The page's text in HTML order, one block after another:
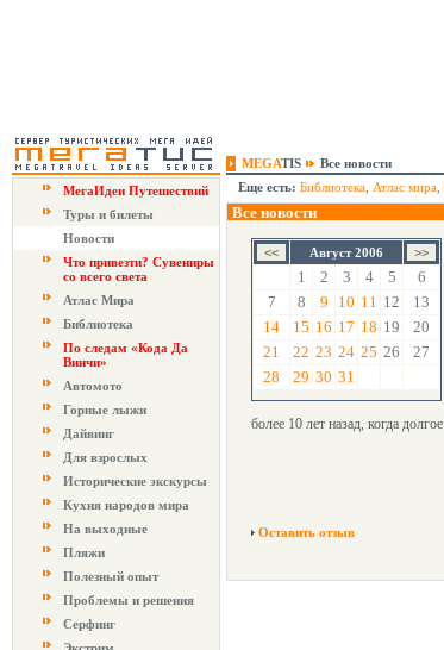
MEGATIS
Все новости
МегаИдеи Путешествий
Туры и билеты
Новости
Что привезти? Сувениры
со всего света
Атлас Мира
Библиотека
По следам «Кода Да
Винчи»
Автомото
Горные лыжи
Дайвинг
Для взрослых
Исторические экскурсы
Кухня народов мира
На выходные
Пляжи
Полезный опыт
Проблемы и решения
Серфинг
Еще есть: Библиотека Атлас мира
Все новости
Август 2006
1 2 3 4 5
6
7
8 9 10 11 12
13
14
15 16 17 18 19
20
21
22 23 24 25 26
27
28
29 30 31
более 10 лет назад, когда
Оставить отзыв